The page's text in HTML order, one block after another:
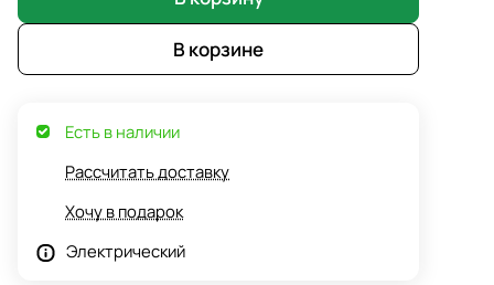
В корзине
Есть в наличии
Рассчитать доставку
Хочу в подарок
Электрический